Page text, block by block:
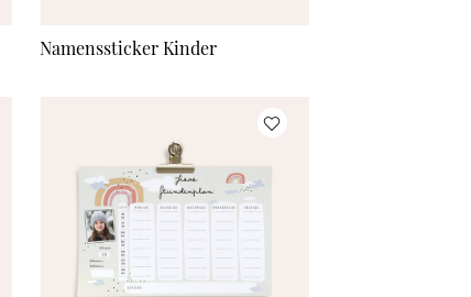
Namenssticker Kinder